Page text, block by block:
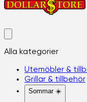
Alla kategorier
Utemöbler &
Grillar & tillbehör
Sommar ☀️